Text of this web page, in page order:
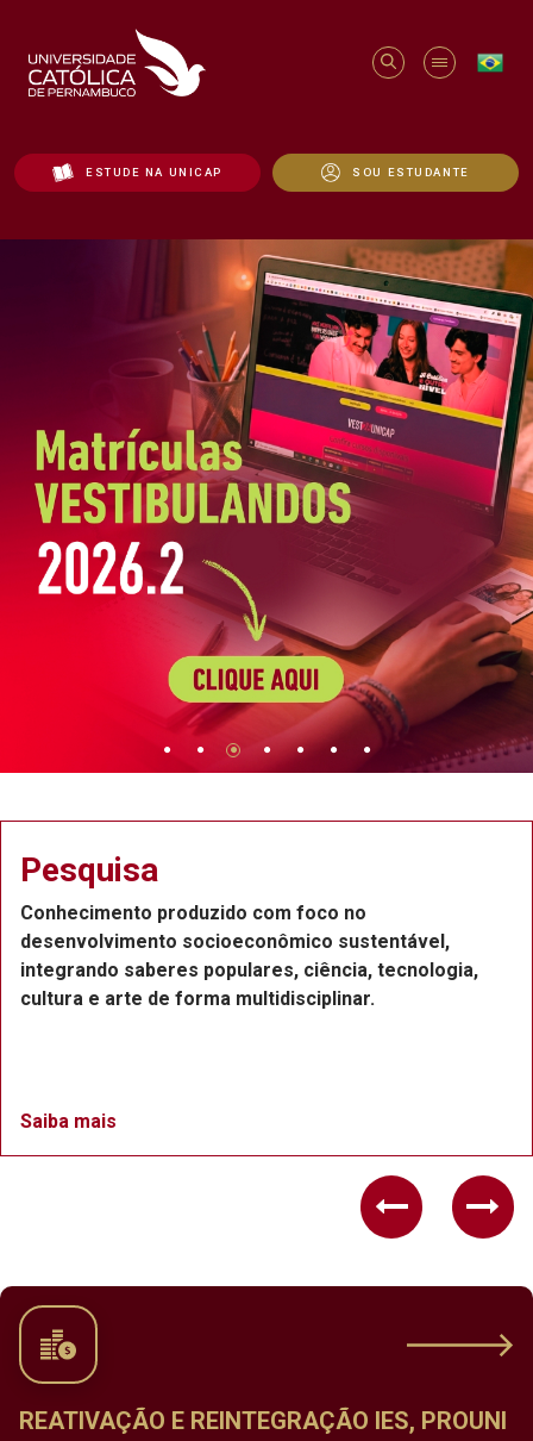
ESTUDE NA UNICAP SOU ESTUDANTE
com foco no
socioeconômico sustentável,
populares, ciência, tecnologia,
forma multidisciplinar.
Recife, com a
funcionários e
Previous
REINTEGRAÇÃO IES, PROUNI